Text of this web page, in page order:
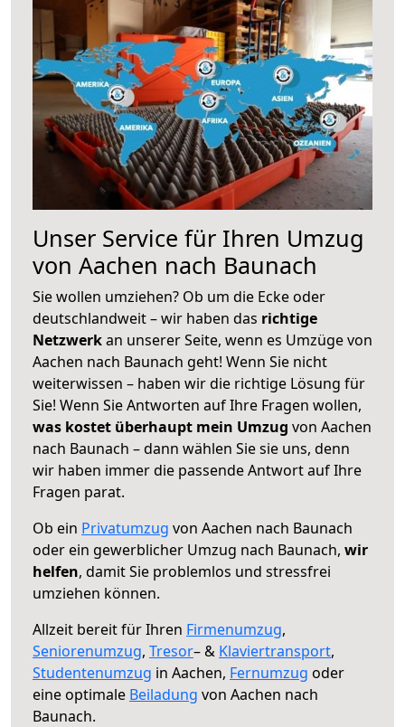
Unser Service für Ihren Umzug
von Aachen nach Baunach
Sie wollen umziehen? Ob um die Ecke oder
deutschlandweit – wir haben das richtige
Netzwerkan unserer Seite, wenn es Umzüge von
Aachen nach Baunach geht! Wenn Sie nicht
weiterwissen – haben wir die richtige Lösung für
Sie! Wenn Sie Antworten auf Ihre Fragen wollen,
was kostet überhaupt mein Umzug von Aachen
nach Baunach – dann wählen Sie sie uns, denn
wir haben immer die passende Antwort auf Ihre
Fragen parat.
Ob ein Privatumzug von Aachen nach Baunach
oder ein gewerblicher Umzug nach Baunach, wir
helfen, damit Sie problemlos und stressfrei
umziehen können.
Allzeit bereit für Ihren Firmenumzug,
Seniorenumzug, Tresor– & Klaviertransport,
Studentenumzug in Aachen, Fernumzug oder
eine optimale Beiladung von Aachen nach
Baunach.